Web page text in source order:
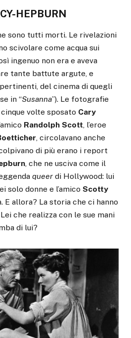
HEPBURN
sono tutti morti. Le rivelazioni
scivolare come acqua sui
ingenuo non era e aveva
tante battute argute, e
del cinema di quegli
in “Susanna”). Le fotografie
volte sposato Cary
Randolph Scott , l’eroe
, circolavano anche
di più erano i report
, che ne usciva come il
queer di Hollywood: lui
solo donne e l’amico Scotty
E allora? La storia che ci hanno
che realizza con le sue mani
di lui?